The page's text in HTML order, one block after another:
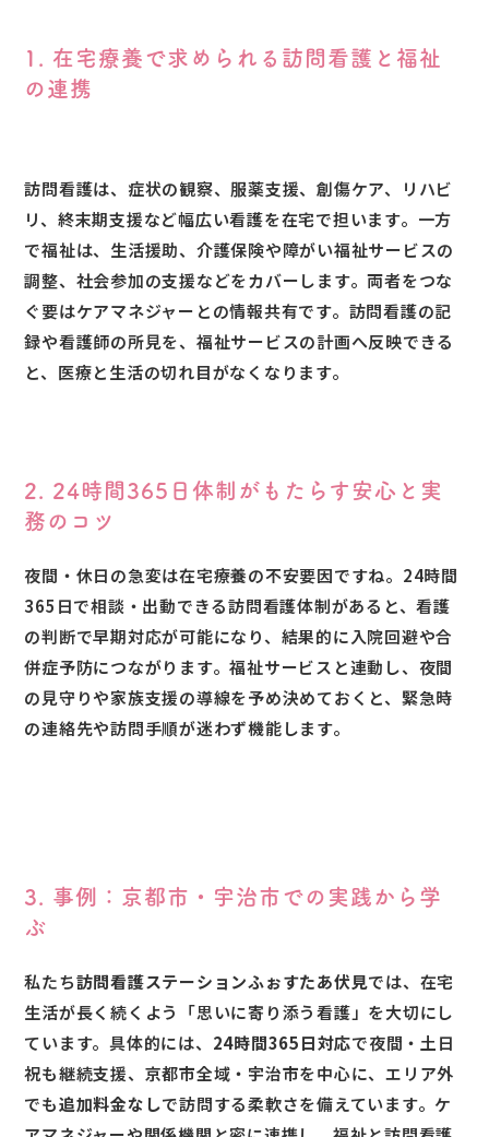
1. 在宅療養で求められる訪問看護と福祉
の連携
訪問看護は、症状の観察、服薬支援、創傷ケア、リハビ
リ、終末期支援など幅広い看護を在宅で担います。一方
で福祉は、生活援助、介護保険や障がい福祉サービスの
調整、社会参加の支援などをカバーします。両者をつな
ぐ要はケアマネジャーとの情報共有です。訪問看護の記
録や看護師の所見を、福祉サービスの計画へ反映できる
と、医療と生活の切れ目がなくなります。
2. 24時間365日体制がもたらす安心と実
務のコツ
夜間・休日の急変は在宅療養の不安要因ですね。24時間
365日で相談・出動できる訪問看護体制があると、看護
の判断で早期対応が可能になり、結果的に入院回避や合
併症予防につながります。福祉サービスと連動し、夜間
の見守りや家族支援の導線を予め決めておくと、緊急時
の連絡先や訪問手順が迷わず機能します。
3. 事例：京都市・宇治市での実践から学
ぶ
私たち訪問看護ステーションふぉすたあ伏見では、在宅
生活が長く続くよう「思いに寄り添う看護」を大切にし
ています。具体的には、 24時間365日対応で夜間・土日
祝も継続支援、京都市全域・宇治市を中心に、エリア外
でも追加料金なしで訪問する柔軟さを備えています。ケ